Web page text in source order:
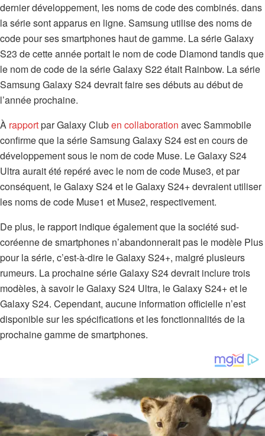
dernier développement, les noms de code des combinés. dans
la série sont apparus en ligne. Samsung utilise des noms de
code pour ses smartphones haut de gamme. La série Galaxy
S23 de cette année portait le nom de code Diamond tandis que
le nom de code de la série Galaxy S22 était Rainbow. La série
Samsung Galaxy S24 devrait faire ses débuts au début de
l’année prochaine.
À rapportpar Galaxy Cluben collaboration avec Sammobile
confirme que la série Samsung Galaxy S24 est en cours de
développement sous le nom de code Muse. Le Galaxy S24
Ultra aurait été repéré avec le nom de code Muse3, et par
conséquent, le Galaxy S24 et le Galaxy S24+ devraient utiliser
les noms de code Muse1 et Muse2, respectivement.
De plus, le rapport indique également que la société sud-
coréenne de smartphones n’abandonnerait pas le modèle Plus
pour la série, c’est-à-dire le Galaxy S24+, malgré plusieurs
rumeurs. La prochaine série Galaxy S24 devrait inclure trois
modèles, à savoir le Galaxy S24 Ultra, le Galaxy S24+ et le
Galaxy S24. Cependant, aucune information officielle n’est
disponible sur les spécifications et les fonctionnalités de la
prochaine gamme de smartphones.